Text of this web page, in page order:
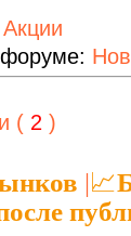
Акции
( 2 )
|